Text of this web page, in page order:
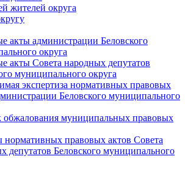
жителей округа
акты администрации Беловского
округа
акты Совета народных депутатов
муниципального округа
экспертиза нормативных правовых
Беловского муниципального
обжалования муниципальных правовых
нормативных правовых актов Совета
депутатов Беловского муниципального